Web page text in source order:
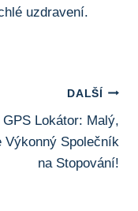
uzdravení.
DALŠÍ
GPS Lokátor: Malý,
Výkonný Společník
na Stopování!